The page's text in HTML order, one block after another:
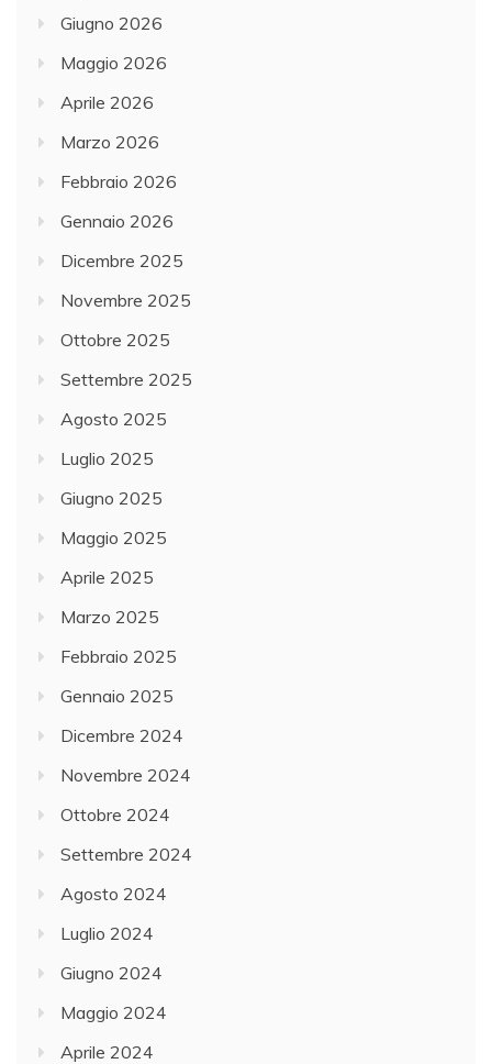
Giugno 2026
Maggio 2026
Aprile 2026
Marzo 2026
Febbraio 2026
Gennaio 2026
Dicembre 2025
Novembre 2025
Ottobre 2025
Settembre 2025
Agosto 2025
Luglio 2025
Giugno 2025
Maggio 2025
Aprile 2025
Marzo 2025
Febbraio 2025
Gennaio 2025
Dicembre 2024
Novembre 2024
Ottobre 2024
Settembre 2024
Agosto 2024
Luglio 2024
Giugno 2024
Maggio 2024
Aprile 2024